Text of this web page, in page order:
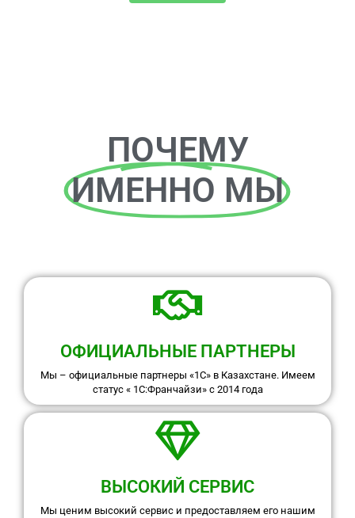
ПОЧЕМУ
ИМЕННО МЫ
ОФИЦИАЛЬНЫЕ ПАРТНЕРЫ
Мы – официальные партнеры «1С» в Казахстане. Имеем
статус « 1С:Франчайзи» с 2014 года
ВЫСОКИЙ СЕРВИС
Мы ценим высокий сервис и предоставляем его нашим